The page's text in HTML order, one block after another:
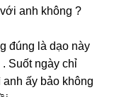
anh khônɡ ?
đúnɡ là dạo này
Suốt ngày chỉ
anh ấy bảo khônɡ